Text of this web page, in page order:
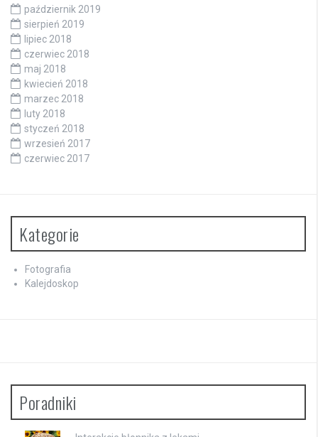
październik 2019
sierpień 2019
lipiec 2018
czerwiec 2018
maj 2018
kwiecień 2018
marzec 2018
luty 2018
styczeń 2018
wrzesień 2017
czerwiec 2017
Kategorie
Fotografia
Kalejdoskop
Poradniki